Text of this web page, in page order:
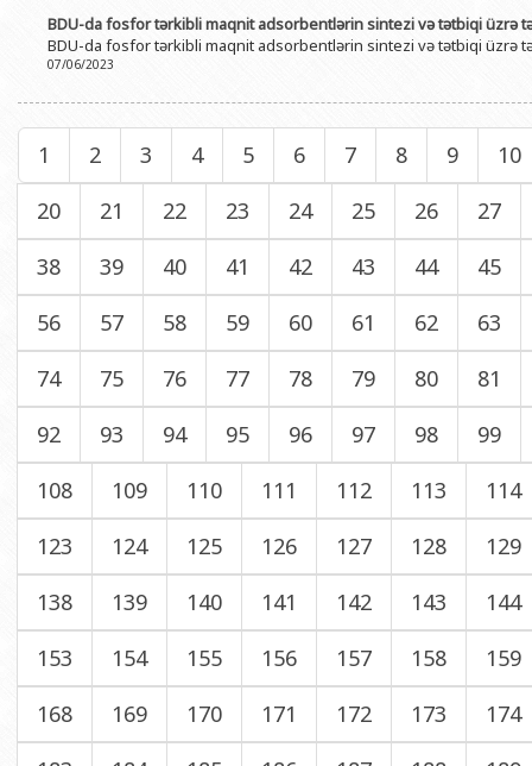
BDU-da fosfor tərkibli maqnit adsorbentlərin sintezi və tətbiqi üzrə
BDU-da fosfor tərkibli maqnit adsorbentlərin sintezi və tətbiqi üzrə
07/06/2023
1 2 3 4 5 6 7 8 9
10
20
21 22 23 24 25 26
27
38
39 40 41 42 43 44
45
56
57 58 59 60 61 62
63
74
75 76 77 78 79 80
81
92
93 94 95 96 97 98
99
108
109 110 111 112 113
114
123
124 125 126 127 128
129
138
139 140 141 142 143
144
153
154 155 156 157 158
159
168
169 170 171 172 173
174